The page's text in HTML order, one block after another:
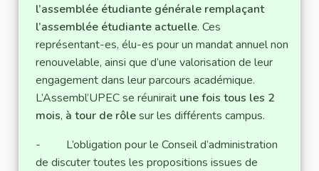
l’assemblée étudiante générale remplaçant
l’assemblée étudiante actuelle. Ces
représentant-es, élu-es pour un mandat annuel non
renouvelable, ainsi que d’une valorisation de leur
engagement dans leur parcours académique.
L’Assembl’UPEC se réunirait une fois tous les 2
mois, à tour de rôlesur les différents campus.
- L’obligation pour le Conseil d’administration
de discuter toutes les propositions issues de